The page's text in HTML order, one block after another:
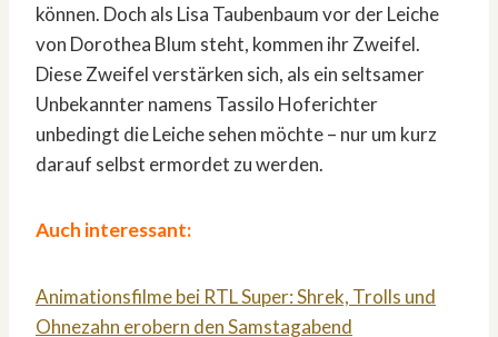
können. Doch als Lisa Taubenbaum vor der Leiche
von Dorothea Blum steht, kommen ihr Zweifel.
Diese Zweifel verstärken sich, als ein seltsamer
Unbekannter namens Tassilo Hoferichter
unbedingt die Leiche sehen möchte – nur um kurz
darauf selbst ermordet zu werden.
Auch interessant:
Animationsfilme bei RTL Super: Shrek, Trolls und
Ohnezahn erobern den Samstagabend